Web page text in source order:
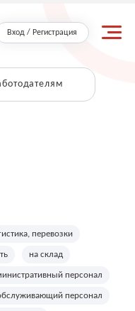
Вход / Регистрация
перевозки
на склад
персонал
персонал